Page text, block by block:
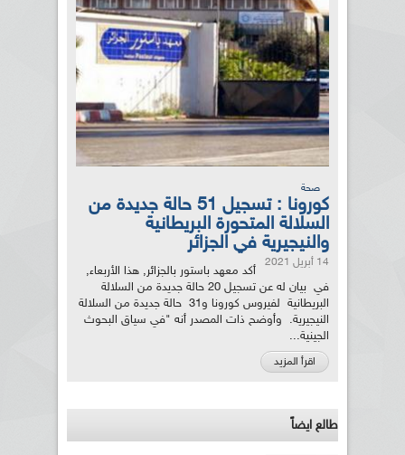
صحة
كورونا : تسجيل 51 حالة جديدة من
السلالة المتحورة البريطانية
والنيجيرية في الجزائر
14 أبريل 2021
أكد معهد باستور بالجزائر, هذا الأربعاء,
في بيان له عن تسجيل 20 حالة جديدة من السلالة
البريطانية لفيروس كورونا و31 حالة جديدة من السلالة
النيجيرية. وأوضح ذات المصدر أنه "في سياق البحوث
الجينية...
اقرأ المزيد
طالع ايضاً